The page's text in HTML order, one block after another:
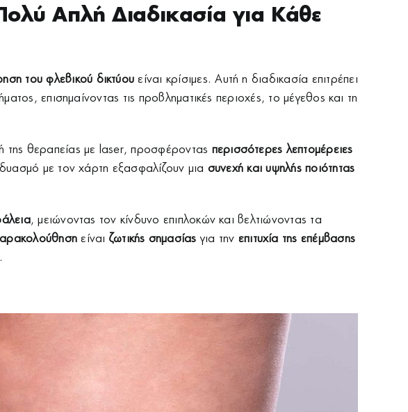
Απλή Διαδικασία για Κάθε
του φλεβικού δικτύου είναι κρίσιμες. Αυτή η διαδικασία επιτρέπει
επισημαίνοντας τις προβληματικές περιοχές, το μέγεθος και τη
της θεραπείας με laser, προσφέροντας περισσότερες λεπτομέρειες
με τον χάρτη εξασφαλίζουν μια συνεχή και υψηλής ποιότητας
, μειώνοντας τον κίνδυνο επιπλοκών και βελτιώνοντας τα
είναι ζωτικής σημασίας για την επιτυχία της επέμβασης